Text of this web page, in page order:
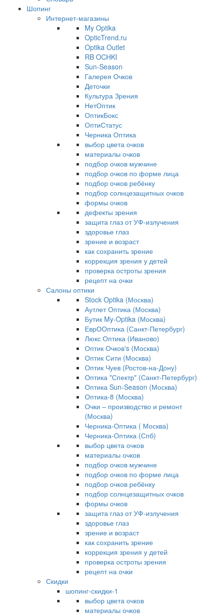
Шопинг
Интернет-магазины
My Optika
OpticTrend.ru
Optika Outlet
RB OCHKI
Sun-Season
Галерея Очков
Деточки
Культура Зрения
НетОптик
ОптикБокс
ОптиСтатус
Черника Оптика
выбор цвета очков
материалы очков
подбор очков мужчине
подбор очков по форме лица
подбор очков ребёнку
подбор солнцезащитных очков
формы очков
дефекты зрения
защита глаз от УФ-излучения
здоровье глаз
зрение и возраст
как сохранить зрение
коррекция зрения у детей
проверка остроты зрения
рецепт на очки
Салоны оптики
Stock Optika (Москва)
Аутлет Оптика (Москва)
Бутик My-Optika (Москва)
ЕврООптика (Санкт-Петербург)
Люкс Оптика (Иваново)
Оптик Очков's (Москва)
Оптик Сити (Москва)
Оптик Чуев (Ростов-на-Дону)
Оптика "Спектр" (Санкт-Петербург)
Оптика Sun-Season (Москва)
Оптика-8 (Москва)
Очки – производство и ремонт
(Москва)
Черника-Оптика ( Москва)
Черника-Оптика (Спб)
выбор цвета очков
материалы очков
подбор очков мужчине
подбор очков по форме лица
подбор очков ребёнку
подбор солнцезащитных очков
формы очков
защита глаз от УФ-излучения
здоровье глаз
зрение и возраст
как сохранить зрение
коррекция зрения у детей
проверка остроты зрения
рецепт на очки
Скидки
шопинг-скидки-1
выбор цвета очков
материалы очков